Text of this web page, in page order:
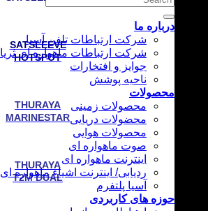
SATSLEEVE
HOTSPOT
THURAYA
MARINESTAR
THURAYA
T2M DUAL
درباره ما
شرکت ارتباطات تلفن آسیا
شرکت ارتباطات ماهواره ای ثریا
جوایز و افتخارات
ناحیه پوشش
محصولات
محصولات زمینی
محضولات دریایی
محصولات هوایی
صوت ماهواره ای
اینترنت ماهواره ای
ردیابی/ اینترنت اشیاء ماهواره ای
آسیا پلتفرم
حوزه های کاربردی